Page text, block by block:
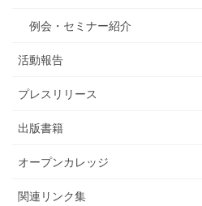
例会・セミナー紹介
活動報告
プレスリリース
出版書籍
オープンカレッジ
関連リンク集